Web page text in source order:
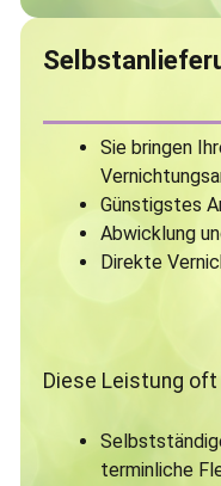
Sie bringen
Günstigstes
Abwicklung
Direkte
Diese Leistung
terminliche